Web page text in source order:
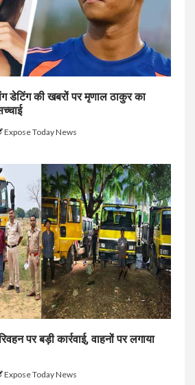
डेटिंग की खबरों पर मृणाल ठाकुर का
Expose Today News
पर बड़ी कार्रवाई, वाहनों पर लगाया
Expose Today News